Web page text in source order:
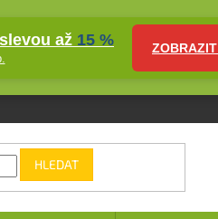
až 15 %
HLEDAT